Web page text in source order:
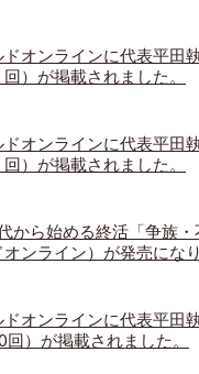
オンラインに代表平田
）が掲載されました。
オンラインに代表平田
）が掲載されました。
から始める終活「争族・
ンライン） が発売にな
オンラインに代表平田
）が掲載されました。